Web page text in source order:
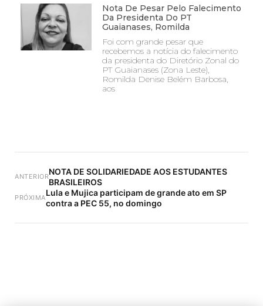
Nota De Pesar Pelo Falecimento
Da Presidenta Do PT
Guaianases, Romilda
Foi com grande pesar que
recebemos a notícia do falecimento
da presidenta do Diretório Zonal do
PT Guaianases (Zona Leste),
Romilda Denise Belém Barbosa,
aos
ANTERIORNOTA DE SOLIDARIEDADE AOS ESTUDANTES
BRASILEIROS
PRÓXIMALula e Mujica participam de grande ato em SP
contra a PEC 55, no domingo